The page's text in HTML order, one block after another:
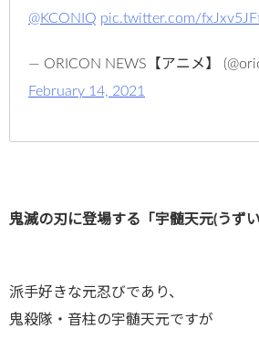
@KCONIQ pic.twitter.com/
— ORICON NEWS【アニメ】
February 14, 2021
鬼滅の刃に登場する「宇髄天元(うずい
派手好きな元忍びであり、
鬼殺隊・音柱の宇髄天元ですが